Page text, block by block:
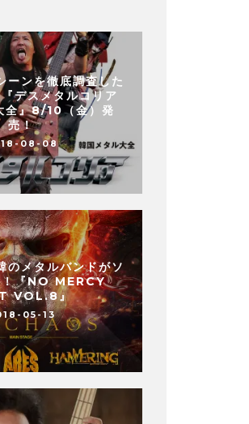
ーンを徹底調査した
デスメタルコリア
全』8/10（金）発
売！
08-08
メタルバンドがソ
！『NO MERCY
VOL.8』
05-13